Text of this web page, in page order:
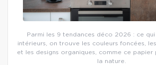
Parmi les 9 tendances déco 2026 : ce
intérieurs, on trouve les couleurs foncées,
et les designs organiques, comme ce papier
la nature.